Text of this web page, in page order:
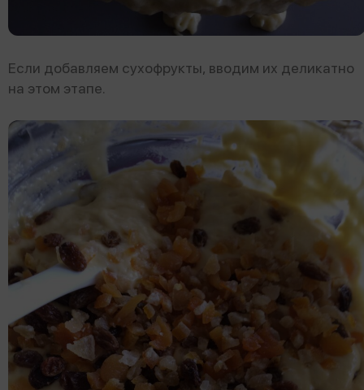
Если добавляем сухофрукты, вводим их деликатно
на этом этапе.